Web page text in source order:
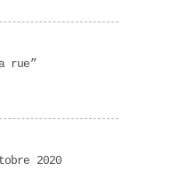
rue”
2020